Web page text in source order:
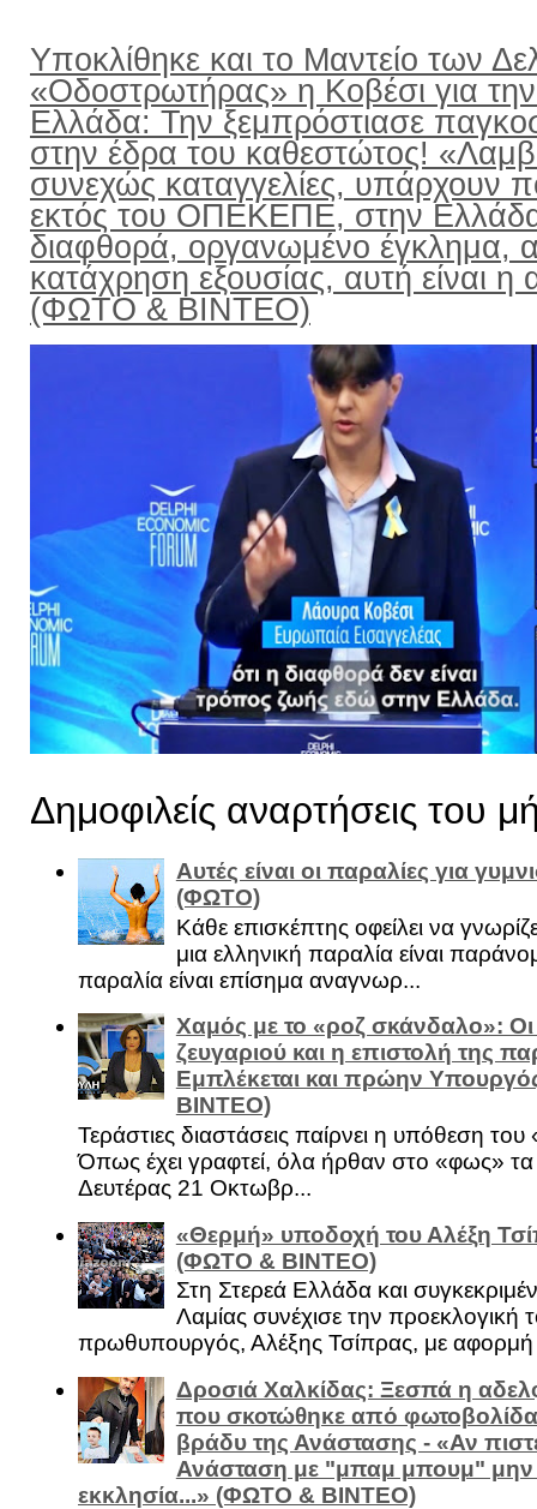
Υποκλίθηκε και το Μαντείο των
«Οδοστρωτήρας» η Κοβέσι για
Ελλάδα: Την ξεμπρόστιασε
στην έδρα του καθεστώτος!
συνεχώς καταγγελίες, υπάρχουν
εκτός του ΟΠΕΚΕΠΕ, στην
διαφθορά, οργανωμένο έγκλημα,
κατάχρηση εξουσίας, αυτή είναι η
(ΦΩΤΟ & ΒΙΝΤΕΟ)
Δημοφιλείς αναρτήσεις του
Αυτές είναι οι παραλίες για
(ΦΩΤΟ)
Κάθε επισκέπτης οφείλει να
μια ελληνική παραλία είναι
παραλία είναι επίσημα αναγνωρ...
Χαμός με το «ροζ σκάνδαλο»: Οι
ζευγαριού και η επιστολή της
Εμπλέκεται και πρώην
ΒΙΝΤΕΟ)
Τεράστιες διαστάσεις παίρνει η υπόθεση
Όπως έχει γραφτεί, όλα ήρθαν στο «φως»
Δευτέρας 21 Οκτωβρ...
«Θερμή» υποδοχή του Αλέξη
(ΦΩΤΟ & ΒΙΝΤΕΟ)
Στη Στερεά Ελλάδα και
Λαμίας συνέχισε την προεκλογική
πρωθυπουργός, Αλέξης Τσίπρας, με αφορμή
Δροσιά Χαλκίδας: Ξεσπά η
που σκοτώθηκε από φωτοβολίδα
βράδυ της Ανάστασης - «Αν
Ανάσταση με "μπαμ μπουμ" μην
εκκλησία...» (ΦΩΤΟ & ΒΙΝΤΕΟ)